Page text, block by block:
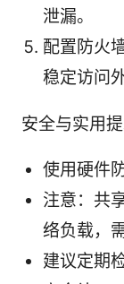
泄漏。
配置防火
稳定访问
安全与实用
使用硬件
注意：共
络负载，
建议定期